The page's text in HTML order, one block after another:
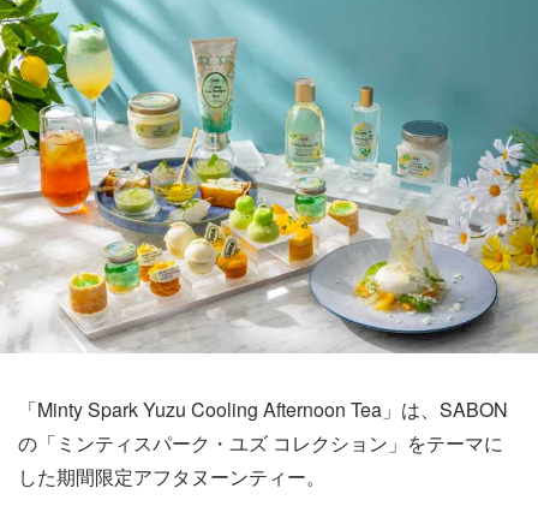
「Minty Spark Yuzu Cooling Afternoon Tea」は、SABON
の「ミンティスパーク・ユズ コレクション」をテーマに
した期間限定アフタヌーンティー。